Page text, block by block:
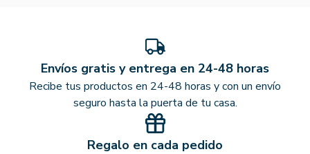
Envíos gratis y entrega en 24-48 horas
Recibe tus productos en 24-48 horas y con un envío
seguro hasta la puerta de tu casa.
Regalo en cada pedido